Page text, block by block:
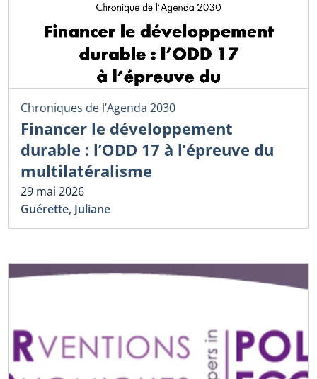
Chroniques de l’Agenda 2030
Financer le développement
durable : l’ODD 17 à l’épreuve du
multilatéralisme
29 mai 2026
Guérette, Juliane